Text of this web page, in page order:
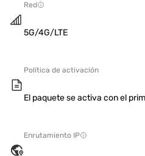
Red
5G/4G/LTE
Política de activación
El paquete se activa con el
Enrutamiento IP